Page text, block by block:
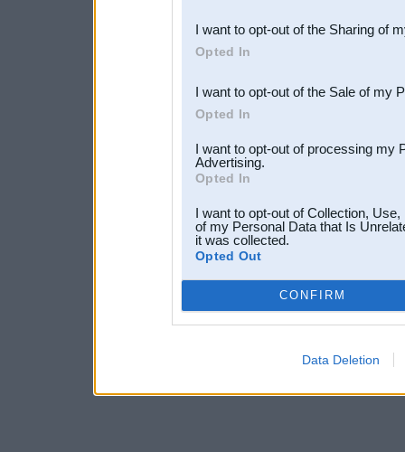
Downstream Participants
third parties.
I want to opt-out of the Sharing of
Opted In
I want to opt-out of the Sale of my
Opted In
I want to opt-out of processing my
Advertising.
Opted In
I want to opt-out of Collection,
of my Personal Data that Is
it was collected.
Opted Out
CONFIRM
Data Deletion